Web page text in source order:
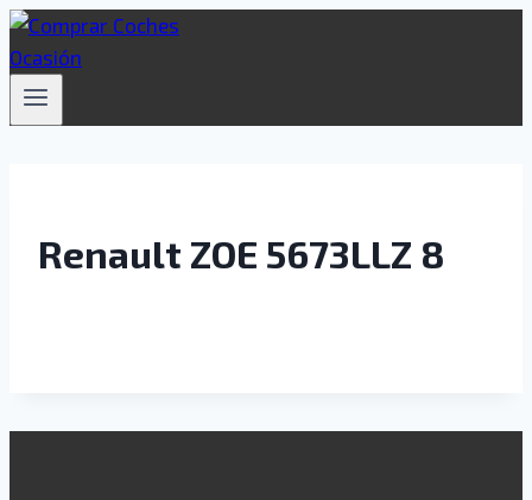
Saltar
al
contenido
Renault ZOE 5673LLZ 8